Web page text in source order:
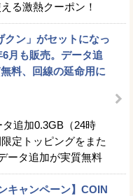
る激熱クーポン！
ン」がセットになっ
月も販売。データ追
料、回線の延命用に
追加0.3GB（24時
定トッピングをまた
ータ追加が実質無料
キャンペーン】COIN